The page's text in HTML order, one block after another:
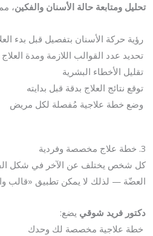
تحليل ومتابعة حالة الأسنان والفكين،
رؤية حركة الأسنان بتفصيل قبل بدء
تحديد عدد القوالب اللازمة ومدة
تقليل الأخطاء البشرية
توقع نتائج العلاج بدقة قبل بدايته
وضع خطة علاجية مُفصلة لكل مريض
3. خطة علاج مخصصة وفردية
كل شخص يختلف عن الآخر في شكل
العضّة — لذلك لا يمكن تطبيق «قالب
دكتور فريد شوقي يضع:
خطة علاجية مخصصة لك وحدك